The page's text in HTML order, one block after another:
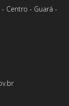
- Centro - Guará -